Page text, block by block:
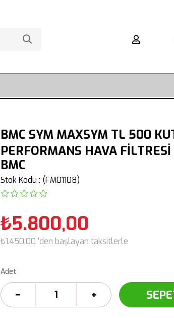
BMC SYM MAXSYM TL 500
PERFORMANS HAVA
BMC
Stok Kodu (FM01108)
₺5.800,00
₺1.450,00 'den başlayan taksitlerle
Adet